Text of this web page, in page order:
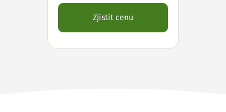
Zjistit cenu